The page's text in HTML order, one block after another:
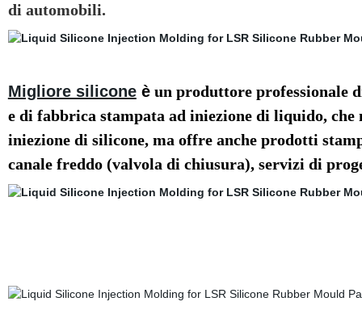
di automobili.
Migliore siliconeèun produttore professionale
e di fabbrica stampata ad iniezione di liquido,
iniezione di silicone, ma offre anche prodotti
canale freddo (valvola di chiusura), servizi di